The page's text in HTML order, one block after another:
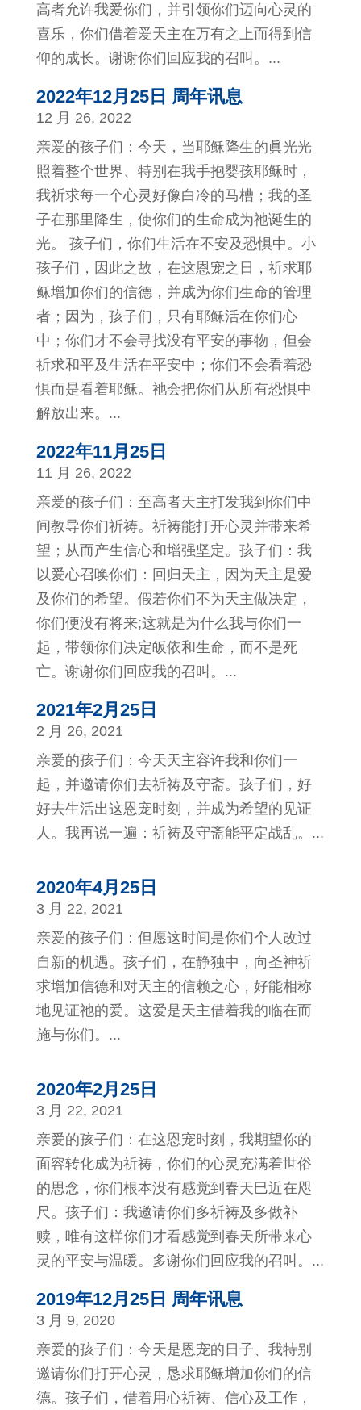
高者允许我爱你们，并引领你们迈向心灵的
喜乐，你们借着爱天主在万有之上而得到信
仰的成长。谢谢你们回应我的召叫。...
2022年12月25日 周年讯息
12 月 26, 2022
亲爱的孩子们：今天，当耶稣降生的眞光光
照着整个世界、特别在我手抱婴孩耶稣时，
我祈求每一个心灵好像白冷的马槽；我的圣
子在那里降生，使你们的生命成为祂诞生的
光。 孩子们，你们生活在不安及恐惧中。小
孩子们，因此之故，在这恩宠之日，祈求耶
稣增加你们的信德，并成为你们生命的管理
者；因为，孩子们，只有耶稣活在你们心
中；你们才不会寻找没有平安的事物，但会
祈求和平及生活在平安中；你们不会看着恐
惧而是看着耶稣。祂会把你们从所有恐惧中
解放出来。...
2022年11月25日
11 月 26, 2022
亲爱的孩子们：至高者天主打发我到你们中
间教导你们祈祷。祈祷能打开心灵并带来希
望；从而产生信心和增强坚定。孩子们：我
以爱心召唤你们：回归天主，因为天主是爱
及你们的希望。假若你们不为天主做决定，
你们便没有将来;这就是为什么我与你们一
起，带领你们决定皈依和生命，而不是死
亡。谢谢你们回应我的召叫。...
2021年2月25日
2 月 26, 2021
亲爱的孩子们：今天天主容许我和你们一
起，并邀请你们去祈祷及守斋。孩子们，好
好去生活出这恩宠时刻，并成为希望的见证
人。我再说一遍：祈祷及守斋能平定战乱。...
2020年4月25日
3 月 22, 2021
亲爱的孩子们：但愿这时间是你们个人改过
自新的机遇。孩子们，在静独中，向圣神祈
求增加信德和对天主的信赖之心，好能相称
地见证祂的爱。这爱是天主借着我的临在而
施与你们。...
2020年2月25日
3 月 22, 2021
亲爱的孩子们：在这恩宠时刻，我期望你的
面容转化成为祈祷，你们的心灵充满着世俗
的思念，你们根本没有感觉到春天巳近在咫
尺。孩子们：我邀请你们多祈祷及多做补
赎，唯有这样你们才看感觉到春天所带来心
灵的平安与温暖。多谢你们回应我的召叫。...
2019年12月25日 周年讯息
3 月 9, 2020
亲爱的孩子们：今天是恩宠的日子、我特别
邀请你们打开心灵，恳求耶稣增加你们的信
德。孩子们，借着用心祈祷、信心及工作，